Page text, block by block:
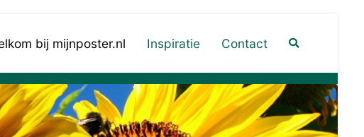
bij mijnposter.nl Inspiratie Contact